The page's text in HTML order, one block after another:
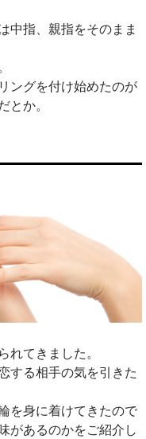
中指、親指をそのまま
ングを付け始めたのが
か。
てきました。
する相手の気を引きた
を身に着けてきたので
があるのかをご紹介し